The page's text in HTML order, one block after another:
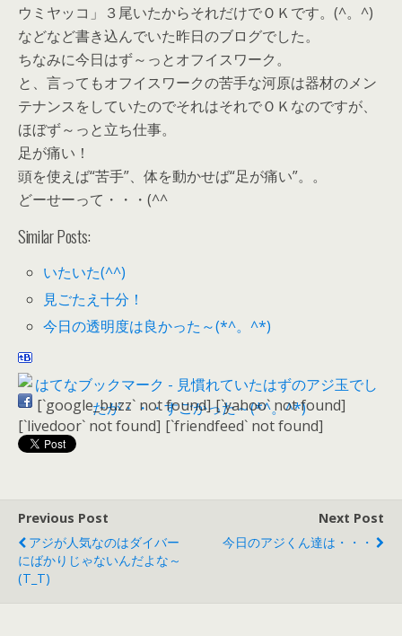
ウミヤッコ」３尾いたからそれだけでＯＫです。(^。^)
などなど書き込んでいた昨日のブログでした。
ちなみに今日はず～っとオフイスワーク。
と、言ってもオフイスワークの苦手な河原は器材のメン
テナンスをしていたのでそれはそれでＯＫなのですが、
ほぼず～っと立ち仕事。
足が痛い！
頭を使えば“苦手”、体を動かせば“足が痛い”。。
どーせーって・・・(^^ゞ
Similar Posts:
いたいた(^^)
見ごたえ十分！
今日の透明度は良かった～(*^。^*)
[`google_buzz` not found] [`yahoo` not found]
[`livedoor` not found] [`friendfeed` not found]
Previous Post
アジが人気なのはダイバー
にばかりじゃないんだよな～
(T_T)
Next Post
今日のアジくん達は・・・